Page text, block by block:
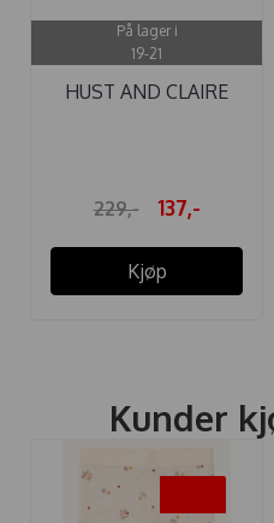
På lager i
19-21
HUST AND CLAIRE
229,- 137,-
Kjøp
Kunder